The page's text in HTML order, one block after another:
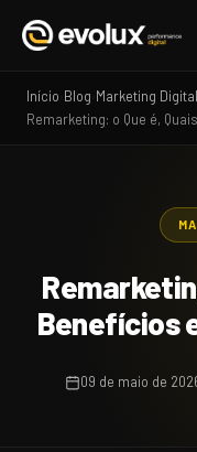
Início Blog Marketing Digital
Remarketing: o Que é,
Benefícios
09 de maio de